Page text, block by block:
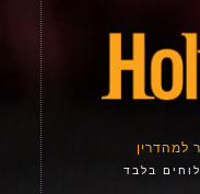
למהדרין
בלבד